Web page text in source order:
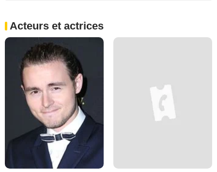
Acteurs et actrices